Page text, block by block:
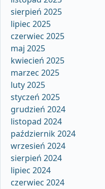
sierpień 2025
lipiec 2025
czerwiec 2025
maj 2025
kwiecień 2025
marzec 2025
luty 2025
styczeń 2025
grudzień 2024
listopad 2024
październik 2024
wrzesień 2024
sierpień 2024
lipiec 2024
czerwiec 2024